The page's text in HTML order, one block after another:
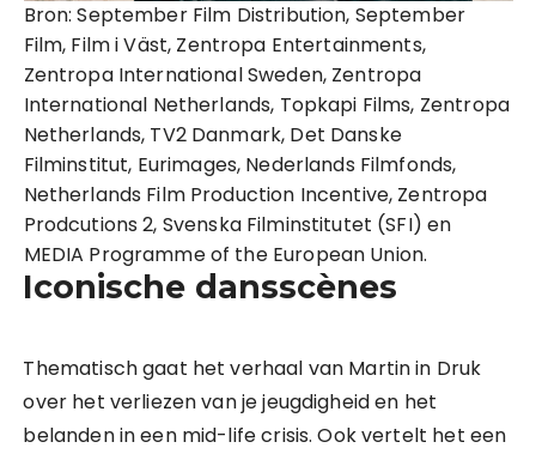
Bron: September Film Distribution, September
Film, Film i Väst, Zentropa Entertainments,
Zentropa International Sweden, Zentropa
International Netherlands, Topkapi Films, Zentropa
Netherlands, TV2 Danmark, Det Danske
Filminstitut, Eurimages, Nederlands Filmfonds,
Netherlands Film Production Incentive, Zentropa
Prodcutions 2, Svenska Filminstitutet (SFI) en
MEDIA Programme of the European Union.
Iconische dansscènes
Thematisch gaat het verhaal van Martin in Druk
over het verliezen van je jeugdigheid en het
belanden in een mid-life crisis. Ook vertelt het een